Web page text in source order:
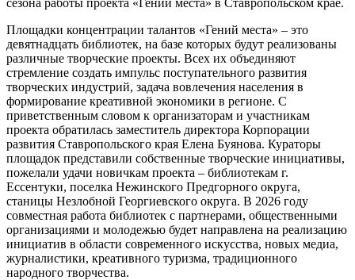
сезона работы проекта «Гений места» в Ставропольском крае.
Площадки концентрации талантов «Гений места» – это
девятнадцать библиотек, на базе которых будут реализованы
различные творческие проекты. Всех их объединяют
стремление создать импульс поступательного развития
творческих индустрий, задача вовлечения населения в
формирование креативной экономики в регионе. С
приветственным словом к организаторам и участникам
проекта обратилась заместитель директора Корпорации
развития Ставропольского края Елена Буянова. Кураторы
площадок представили собственные творческие инициативы,
пожелали удачи новичкам проекта – библиотекам г.
Ессентуки, поселка Нежинского Предгорного округа,
станицы Незлобной Георгиевского округа. В 2026 году
совместная работа библиотек с партнерами, общественными
организациями и молодежью будет направлена на реализацию
инициатив в области современного искусства, новых медиа,
журналистики, креативного туризма, традиционного
народного творчества.